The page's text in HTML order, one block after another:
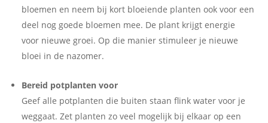
bloemen en neem bij kort bloeiende planten ook voor een
deel nog goede bloemen mee. De plant krijgt energie
voor nieuwe groei. Op die manier stimuleer je nieuwe
bloei in de nazomer.
Bereid potplanten voor
Geef alle potplanten die buiten staan flink water voor je
weggaat. Zet planten zo veel mogelijk bij elkaar op een